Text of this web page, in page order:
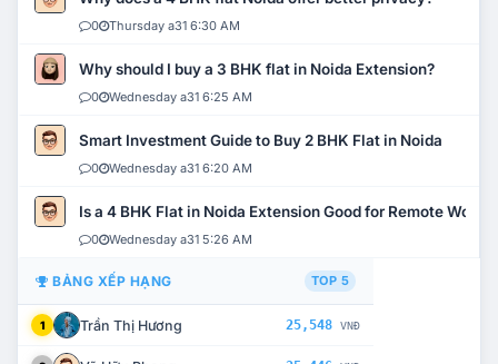
0 Thursday a31 6:30 AM
Why should I buy a 3 BHK flat in Noida Extension?
0 Wednesday a31 6:25 AM
Smart Investment Guide to Buy 2 BHK Flat in Noida
0 Wednesday a31 6:20 AM
Is a 4 BHK Flat in Noida Extension Good for Remote Work?
0 Wednesday a31 5:26 AM
BẢNG XẾP HẠNG TOP 5
1 Trần Thị Hương 25,548 VNĐ